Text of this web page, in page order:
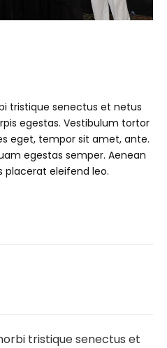
tristique senectus et netus
egestas. Vestibulum tortor
eget, tempor sit amet, ante.
egestas semper. Aenean
placerat eleifend leo.
tristique senectus et